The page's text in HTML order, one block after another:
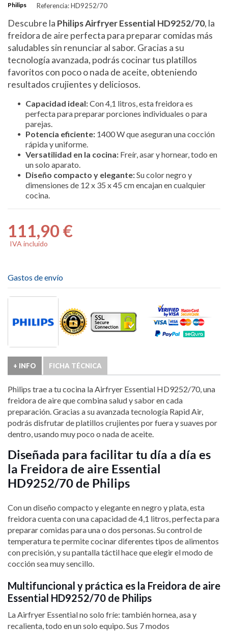
Philips Referencia: HD9252/70
Descubre la Philips Airfryer Essential HD9252/70, la
freidora de aire perfecta para preparar comidas más
saludables sin renunciar al sabor. Gracias a su
tecnología avanzada, podrás cocinar tus platillos
favoritos con poco o nada de aceite, obteniendo
resultados crujientes y deliciosos.
Capacidad ideal:Con 4,1 litros, esta freidora es
perfecta para preparar porciones individuales o para
parejas.
Potencia eficiente: 1400 W que aseguran una cocción
rápida y uniforme.
Versatilidad en la cocina: Freír, asar y hornear, todo en
un solo aparato.
Diseño compacto y elegante:Su color negro y
dimensiones de 12 x 35 x 45 cm encajan en cualquier
cocina.
111,90 €
IVA incluido
Gastos de envío
+ INFO FICHA TÉCNICA
Philips trae a tu cocina la Airfryer Essential HD9252/70, una
freidora de aire que combina salud y sabor en cada
preparación. Gracias a su avanzada tecnología Rapid Air,
podrás disfrutar de platillos crujientes por fuera y suaves por
dentro, usando muy poco o nada de aceite.
Diseñada para facilitar tu día a día es
la Freidora de aire Essential
HD9252/70 de Philips
Con un diseño compacto y elegante en negro y plata, esta
freidora cuenta con una capacidad de 4,1 litros, perfecta para
preparar comidas para una o dos personas. Su control de
temperatura te permite cocinar diferentes tipos de alimentos
con precisión, y su pantalla táctil hace que elegir el modo de
cocción sea muy sencillo.
Multifuncional y práctica es la Freidora de aire
Essential HD9252/70 de Philips
La Airfryer Essential no solo fríe: también hornea, asa y
recalienta, todo en un solo equipo. Sus 7 modos